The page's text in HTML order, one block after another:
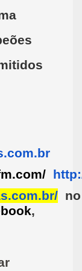
,